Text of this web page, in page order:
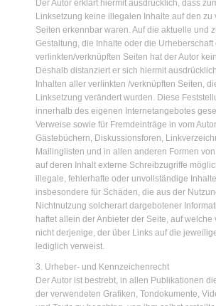
Der Autor erklärt hiermit ausdrücklich, dass
Linksetzung keine illegalen Inhalte auf den zu
Seiten erkennbar waren. Auf die aktuelle und
Gestaltung, die Inhalte oder die Urheberschaft
verlinkten/verknüpften Seiten hat der Autor
Deshalb distanziert er sich hiermit
Inhalten aller verlinkten /verknüpften Seiten,
Linksetzung verändert wurden. Diese
innerhalb des eigenen Internetangebotes
Verweise sowie für Fremdeinträge in vom
Gästebüchern, Diskussionsforen,
Mailinglisten und in allen anderen Formen
auf deren Inhalt externe Schreibzugriffe
illegale, fehlerhafte oder unvollständige
insbesondere für Schäden, die aus der
Nichtnutzung solcherart dargebotener
haftet allein der Anbieter der Seite, auf welche
nicht derjenige, der über Links auf die
lediglich verweist.
3. Urheber- und Kennzeichenrecht
Der Autor ist bestrebt, in allen Publikationen
der verwendeten Grafiken, Tondokumente,